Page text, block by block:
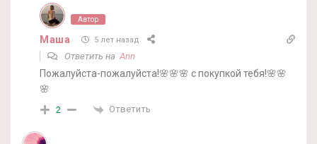
Автор
Маша 5 лет назад
Ответить на Ann
Пожалуйста-пожалуйста!🌸🌸🌸 с покупкой тебя!🌸🌸
🌸
2 Ответить